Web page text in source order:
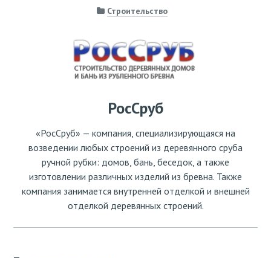
Строительство
РосСруб
«РосСруб» — компания, специализирующаяся на
возведении любых строений из деревянного сруба
ручной рубки: домов, бань, беседок, а также
изготовлении различных изделий из бревна. Также
компания занимается внутренней отделкой и внешней
отделкой деревянных строений.